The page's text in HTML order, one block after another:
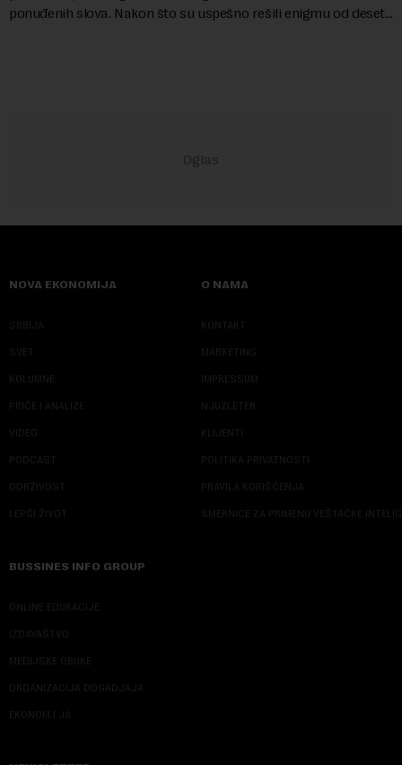
ponuđenih slova. Nakon što su uspešno rešili enigmu od deset
NOVA EKONOMIJA
SRBIJA
SVET
KOLUMNE
PRIČE I ANALIZE
VIDEO
PODCAST
ODRŽIVOST
LEPŠI ŽIVOT
O NAMA
KONTAKT
MARKETING
IMPRESSUM
NJUZLETER
KLIJENTI
POLITIKA PRIVATNOSTI
PRAVILA KORIŠĆENJA
SMERNICE ZA PRIMENU VEŠTAČKE
BUSSINES INFO GROUP
ONLINE EDUKACIJE
IZDAVAŠTVO
MEDIJSKE OBUKE
ORGANIZACIJA DOGADJAJA
EKONOM I JA